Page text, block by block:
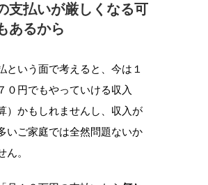
支払いが厳しくなる可
あるから
という面で考えると、今は１
０円でもやっていける収入
）かもしれませんし、収入が
いご家庭では全然問題ないか
ん。